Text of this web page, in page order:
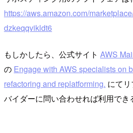
https://aws.amazon.com/
dzkeqqvikldt6
もしかしたら、公式サイト AWS
の Engage with AWS specialists on
refactoring and replatforming. にて
バイダーに問い合わせれば利用でき